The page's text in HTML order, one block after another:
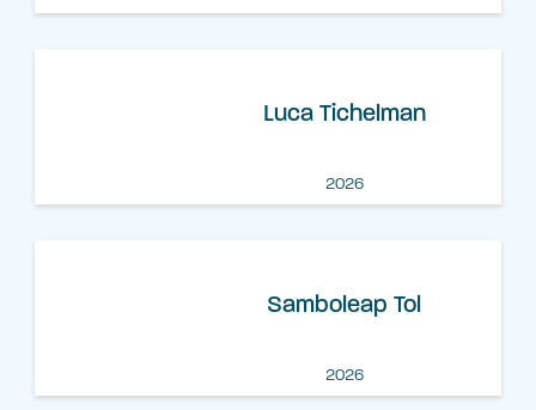
Luca Tichelman
2026
Samboleap Tol
2026